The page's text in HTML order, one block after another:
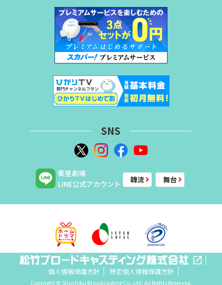
SNS
衛星劇場
LINE公式アカウント
韓流 舞台
個人情報保護方針 特定個人情報保護方針
Copyright © Shochiku Broadcasting Co.,Ltd. All Rights Reserved.